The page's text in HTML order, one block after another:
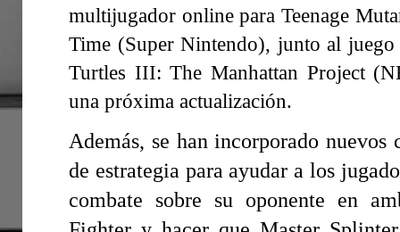
multijugador online para Teenage
Time (Super Nintendo), junto al
Turtles III: The Manhattan Project
una próxima actualización.
Además, se han incorporado nuevos
de estrategia para ayudar a los
combate sobre su oponente en